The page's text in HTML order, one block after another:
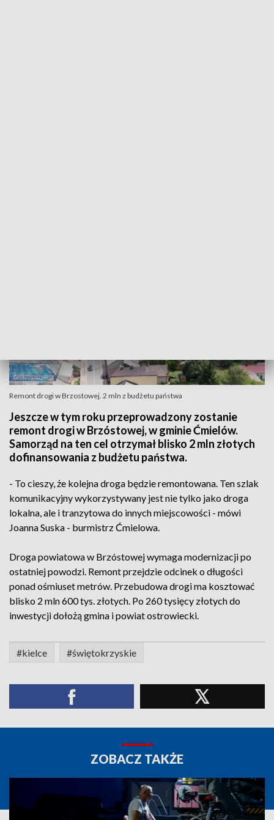
Remont drogi w Brzostowej. 2 mln z budżetu państwa
Jeszcze w tym roku przeprowadzony zostanie
remont drogi w Brzóstowej, w gminie Ćmielów.
Samorząd na ten cel otrzymał blisko 2 mln złotych
dofinansowania z budżetu państwa.
- To cieszy, że kolejna droga będzie remontowana. Ten szlak
komunikacyjny wykorzystywany jest nie tylko jako droga
lokalna, ale i tranzytowa do innych miejscowości - mówi
Joanna Suska - burmistrz Ćmielowa.
Droga powiatowa w Brzóstowej wymaga modernizacji po
ostatniej powodzi. Remont przejdzie odcinek o długości
ponad ośmiuset metrów. Przebudowa drogi ma kosztować
blisko 2 mln 600 tys. złotych. Po 260 tysięcy złotych do
inwestycji dołożą gmina i powiat ostrowiecki.
#kielce #świętokrzyskie
ZOBACZ TAKŻE